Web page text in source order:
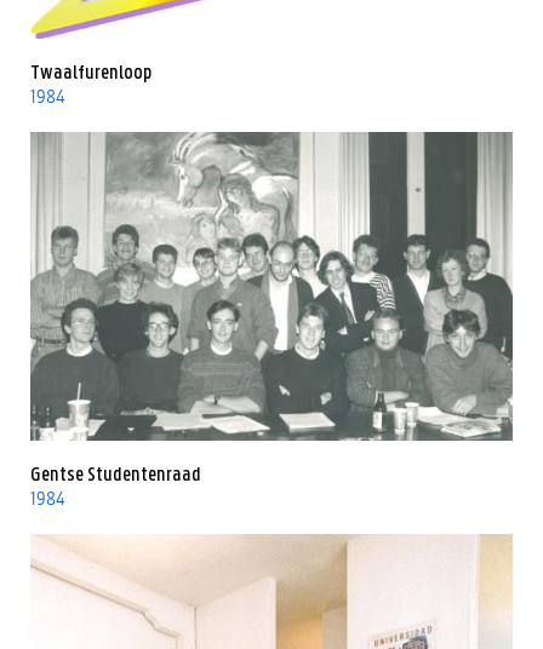
Twaalfurenloop
1984
Gentse Studentenraad
1984